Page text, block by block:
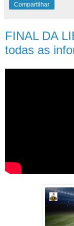
Compartilhar
FINAL DA
todas as